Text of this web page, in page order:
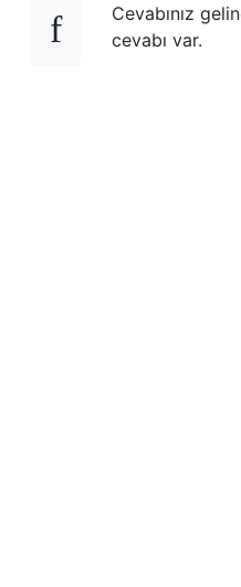
Cevabınız
cevabı var.